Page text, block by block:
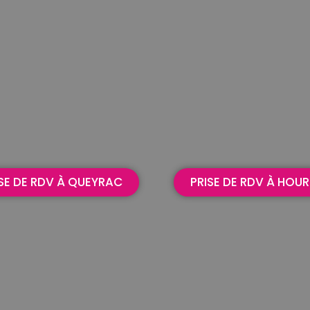
DE RDV À QUEYRAC PRISE DE RDV À